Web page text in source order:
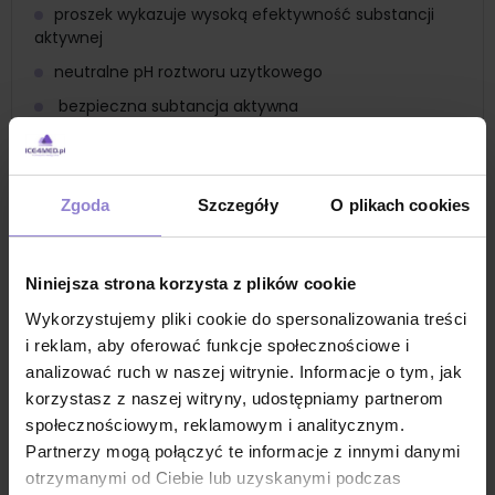
Zgoda Szczegóły O plikach cookies
Niniejsza strona korzysta z plików cookie
Wykorzystujemy pliki cookie do spersonalizowania treści
i reklam, aby oferować funkcje społecznościowe i
analizować ruch w naszej witrynie. Informacje o tym, jak
korzystasz z naszej witryny, udostępniamy partnerom
społecznościowym, reklamowym i analitycznym.
Partnerzy mogą połączyć te informacje z innymi danymi
otrzymanymi od Ciebie lub uzyskanymi podczas
proszek wykazuje wysoką efektywność substancji
aktywnej
neutralne pH roztworu uzytkowego
bezpieczna subtancja aktywna
Zastosowanie
Preparat sporobójczy do mycia i dezynfekcji
wszelkich powierzchni zmywalnych i przedmiotów,
które można zanurzyć w roztworze preparatu w
(93/42/EEC)
preparat może być również stosowany do
powierzchni nieporowatych (kamiennych,
ceramicznych, stalowych, z tworzyw sztucznych)
w przypadku mycia-dezynfekcji powierzchni
mających kontakt z żywnością i/lub środkami żywienia
zwierząt po zakończeniu procesu wszystkie
powierzchnie mające kontakt z preparatem należy